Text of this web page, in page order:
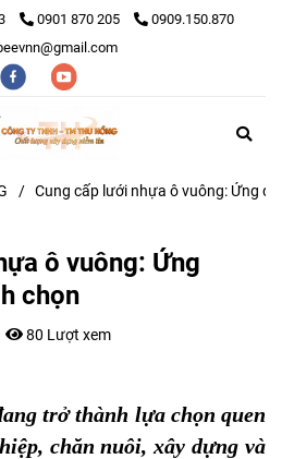
0901 870 205
0909.150.870
/ Cung cấp lưới nhựa ô vuông: Ứng
ô vuông: Ứng
chọn
80 Lượt xem
trở thành lựa chọn quen
chăn nuôi, xây dựng và